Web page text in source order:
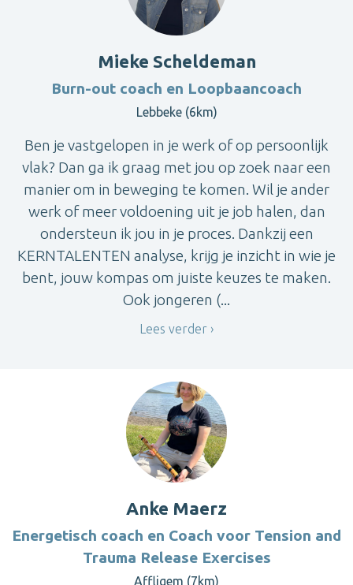
Mieke Scheldeman
Burn-out coach en Loopbaancoach
Lebbeke (6km)
Ben je vastgelopen in je werk of op persoonlijk
vlak? Dan ga ik graag met jou op zoek naar een
manier om in beweging te komen. Wil je ander
werk of meer voldoening uit je job halen, dan
ondersteun ik jou in je proces. Dankzij een
KERNTALENTEN analyse, krijg je inzicht in wie je
bent, jouw kompas om juiste keuzes te maken.
Ook jongeren (...
Lees verder
Anke Maerz
Energetisch coach en Coach voor Tension and
Trauma Release Exercises
Affligem (7km)